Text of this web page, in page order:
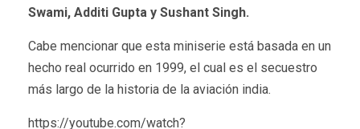
Swami, Additi Gupta y Sushant Singh.
Cabe mencionar que esta miniserie está basada en un
hecho real ocurrido en 1999, el cual es el secuestro
más largo de la historia de la aviación india.
https://youtube.com/watch?